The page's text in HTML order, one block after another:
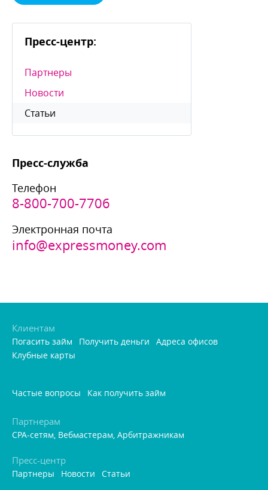
Пресс-центр:
Партнеры
Новости
Статьи
Пресс-служба
Телефон
8-800-700-7706
Электронная почта
info@expressmoney.com
Клиентам
Погасить займ Получить деньги
Адреса офисо
Клубные карты
Частые вопросы Как получить займ
Партнерам
CPA-сетям, Вебмастерам, Арбитражникам
Пресс-центр
Партнеры Новости Статьи